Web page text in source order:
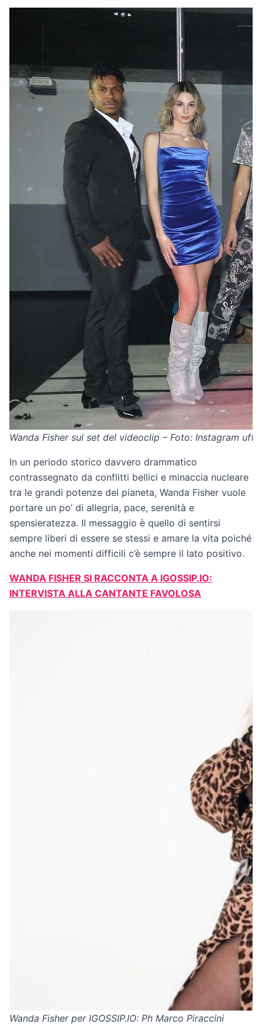
Wanda Fisher sul set del videoclip – Foto: Instagram
In un periodo storico davvero drammatico
contrassegnato da conflitti bellici e minaccia nucleare
tra le grandi potenze del pianeta, Wanda Fisher vuole
portare un po’ di allegria, pace, serenità e
spensieratezza. Il messaggio è quello di sentirsi
sempre liberi di essere se stessi e amare la vita poiché
anche nei momenti difficili c’è sempre il lato positivo.
WANDA FISHER SI RACCONTA A IGOSSIP.IO:
INTERVISTA ALLA CANTANTE FAVOLOSA
Wanda Fisher per IGOSSIP.IO: Ph Marco Piraccini